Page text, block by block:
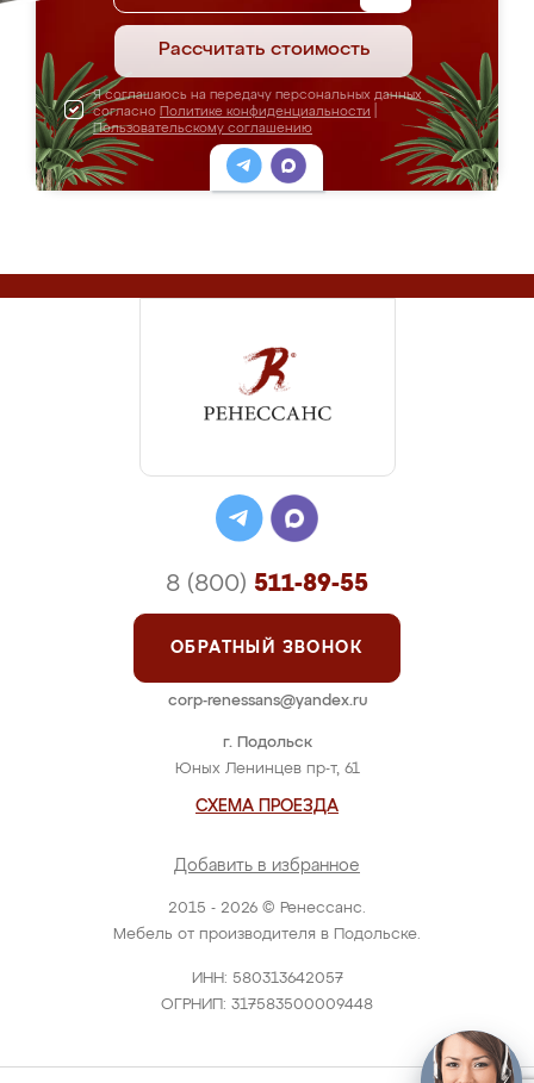
Рассчитать стоимость
Я соглашаюсь на передачу персональных данных
согласно Политике конфиденциальности
Пользовательскому соглашению
2015 - 2026 © Ренессанс.
Мебель от производителя в Подольске.
ИНН: 580313642057
ОГРНИП: 317583500009448
г. Подольск
Юных Ленинцев пр-т, 61
СХЕМА ПРОЕЗДА
Добавить в избранное
8 (800) 511-89-55
ОБРАТНЫЙ ЗВОНОК
corp-renessans@yandex.ru